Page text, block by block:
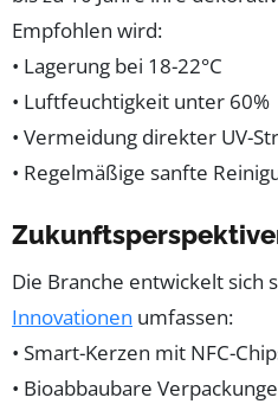
Empfohlen wird:
• Lagerung bei 18-22°C
• Luftfeuchtigkeit unter 60%
• Vermeidung direkter UV-
• Regelmäßige sanfte
Die Branche entwickelt sich
Innovationen umfassen:
• Smart-Kerzen mit NFC-
• Bioabbaubare